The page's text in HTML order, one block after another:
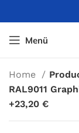
Menü
Home
RAL9011
+23,20 €